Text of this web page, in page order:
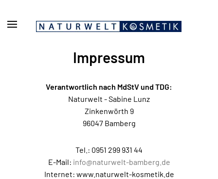
Zum Hauptinhalt springen
Impressum
Verantwortlich nach MdStV und TDG:
Naturwelt - Sabine Lunz
Zinkenwörth 9
96047 Bamberg
Tel.: 0951 299 931 44
E-Mail: info@naturwelt-bamberg.de
Internet: www.naturwelt-kosmetik.de